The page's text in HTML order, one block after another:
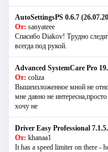
AutoSettingsPS 0.6.7
От: sanyateee
Спасибо Diakov! Трудно
всегда под рукой.
Advanced SystemCare Pro
От: coliza
Вышеизложенное мной не
мне давно не
хочу не
Driver Easy Professional
От: khanaa1
It has a speed limiter on there -